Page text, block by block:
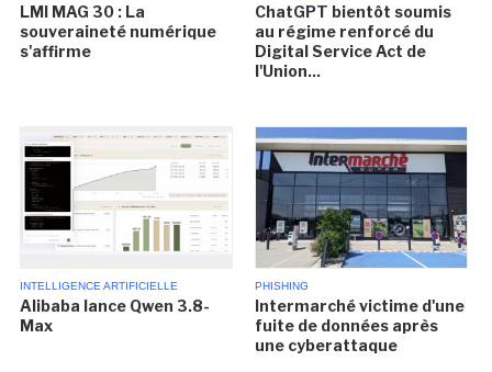
LMI MAG 30 : La
souveraineté numérique
s'affirme
ChatGPT bientôt soumis
au régime renforcé du
Digital Service Act de
l'Union...
INTELLIGENCE ARTIFICIELLE
Alibaba lance Qwen 3.8-
Max
PHISHING
Intermarché victime d'une
fuite de données après
une cyberattaque